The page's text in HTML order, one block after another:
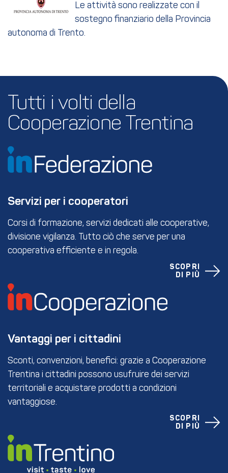
Le attività sono realizzate con il
sostegno finanziario della Provincia
autonoma di Trento.
Tutti i volti della
Cooperazione Trentina
Servizi per i cooperatori
Corsi di formazione, servizi dedicati alle cooperative,
divisione vigilanza. Tutto ciò che serve per una
cooperativa efficiente e in regola.
SCOPRI
DI PIÙ
Vantaggi per i cittadini
Sconti, convenzioni, benefici: grazie a Cooperazione
Trentina i cittadini possono usufruire dei servizi
territoriali e acquistare prodotti a condizioni
vantaggiose.
SCOPRI
DI PIÙ